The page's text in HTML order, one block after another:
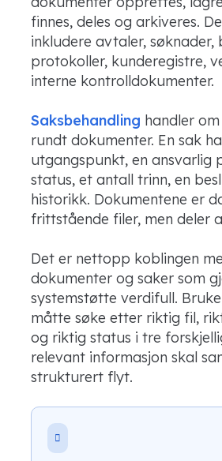
finnes, deles og arkiveres.
inkludere avtaler, søknader,
protokoller, kunderegistre,
interne kontrolldokumenter.
Saksbehandling handler
rundt dokumenter. En sak
utgangspunkt, en ansvarlig
status, et antall trinn, en
historikk. Dokumentene er
frittstående filer, men deler
Det er nettopp koblingen
dokumenter og saker som
systemstøtte verdifull.
måtte søke etter riktig fil,
og riktig status i tre
relevant informasjon skal
strukturert flyt.